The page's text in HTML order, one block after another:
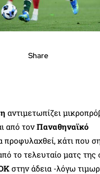
Share
αντιμετωπίζει
από τονΠαναθηναϊκό
κάτι που
το τελευταίο ματς της
στην άδεια -λόγω